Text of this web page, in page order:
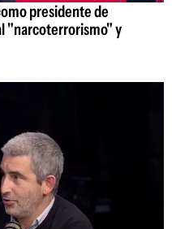
presidente de
"narcoterrorismo" y